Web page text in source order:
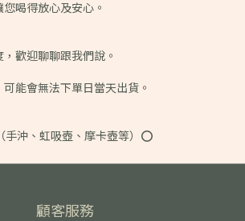
喝得放心及安心。
歡迎聊聊跟我們說。
能會無法下單日當天出貨。
手沖、虹吸壺、摩卡壺等）⭕️
顧客服務